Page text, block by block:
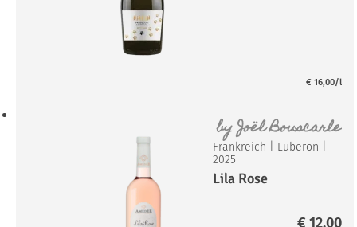
€ 16,00/l
byJoël Bouscarle
Frankreich Luberon
2025
Lila Rose
€ 12,00